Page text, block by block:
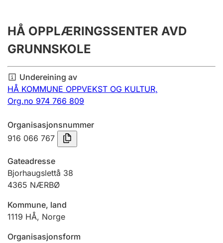
Årsrekneskap
Innsending og forseinkingsgebyr
Tinglysing
Jeger
Ektepaktrettleiaren
HÅ OPPLÆRINGSSENTER AVD
GRUNNSKOLE
Undereining av
HÅ KOMMUNE OPPVEKST OG KULTUR,
Org.no 974 766 809
Organisasjonsnummer
916 066 767
Gateadresse
Bjorhaugslettå 38
4365 NÆRBØ
Kommune, land
1119 HÅ, Norge
Organisasjonsform